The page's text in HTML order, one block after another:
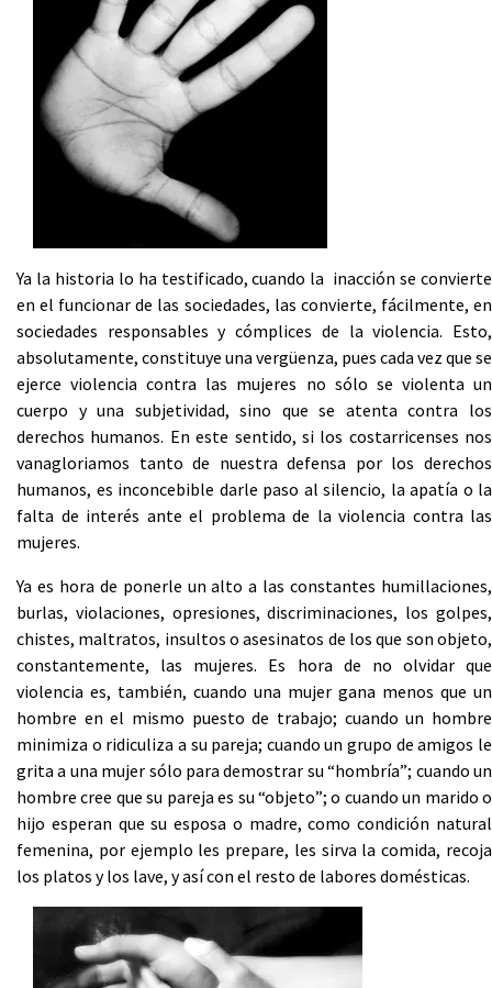
Ya la historia lo ha testificado, cuando la inacción se convierte
en el funcionar de las sociedades, las convierte, fácilmente, en
sociedades responsables y cómplices de la violencia. Esto,
absolutamente, constituye una vergüenza, pues cada vez que se
ejerce violencia contra las mujeres no sólo se violenta un
cuerpo y una subjetividad, sino que se atenta contra los
derechos humanos. En este sentido, si los costarricenses nos
vanagloriamos tanto de nuestra defensa por los derechos
humanos, es inconcebible darle paso al silencio, la apatía o la
falta de interés ante el problema de la violencia contra las
mujeres.
Ya es hora de ponerle un alto a las constantes humillaciones,
burlas, violaciones, opresiones, discriminaciones, los golpes,
chistes, maltratos, insultos o asesinatos de los que son objeto,
constantemente, las mujeres. Es hora de no olvidar que
violencia es, también, cuando una mujer gana menos que un
hombre en el mismo puesto de trabajo; cuando un hombre
minimiza o ridiculiza a su pareja; cuando un grupo de amigos le
grita a una mujer sólo para demostrar su “hombría”; cuando un
hombre cree que su pareja es su “objeto”; o cuando un marido o
hijo esperan que su esposa o madre, como condición natural
femenina, por ejemplo les prepare, les sirva la comida, recoja
los platos y los lave, y así con el resto de labores domésticas.